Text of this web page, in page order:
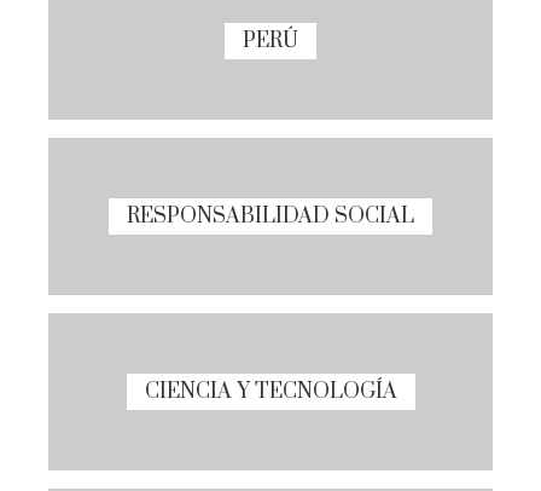
PERÚ
RESPONSABILIDAD SOCIAL
CIENCIA Y TECNOLOGÍA